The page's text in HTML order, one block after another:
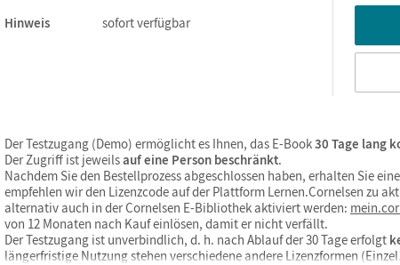
Hinweis
sofort verfügbar
Der Testzugang (Demo) ermöglicht es Ihnen, das E-Book30 Tage lang
Der Zugriff ist jeweilsauf eine Person beschränkt.
Nachdem Sie den Bestellprozess abgeschlossen haben, erhalten Sie
empfehlen wir den Lizenzcode auf der Plattform Lernen.Cornelsen zu
alternativ auch in der Cornelsen E-Bibliothek aktiviert werden:
von 12 Monaten nach Kauf einlösen, damit er nicht verfällt.
Der Testzugang ist unverbindlich, d. h. nach Ablauf der 30 Tage erfolgt
längerfristige Nutzung stehen verschiedene andere Lizenzformen